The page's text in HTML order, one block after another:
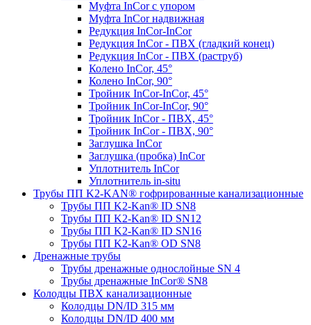
Муфта InCor с упором
Муфта InCor надвижная
Редукция InCor-InCor
Редукция InCor - ПВХ (гладкий конец)
Редукция InCor - ПВХ (раструб)
Колено InCor, 45°
Колено InCor, 90°
Тройник InCor-InCor, 45°
Тройник InCor-InCor, 90°
Тройник InCor - ПВХ, 45°
Тройник InCor - ПВХ, 90°
Заглушка InCor
Заглушка (пробка) InCor
Уплотнитель InCor
Уплотнитель in-situ
Трубы ПП K2-KAN® гофри­рованные канализационные
Трубы ПП K2-Kan® ID SN8
Трубы ПП K2-Kan® ID SN12
Трубы ПП K2-Kan® ID SN16
Трубы ПП K2-Kan® OD SN8
Дренажные трубы
Трубы дренажные однослойные SN 4
Трубы дренажные InCor® SN8
Колодцы ПВХ канализационные
Колодцы DN/ID 315 мм
Колодцы DN/ID 400 мм